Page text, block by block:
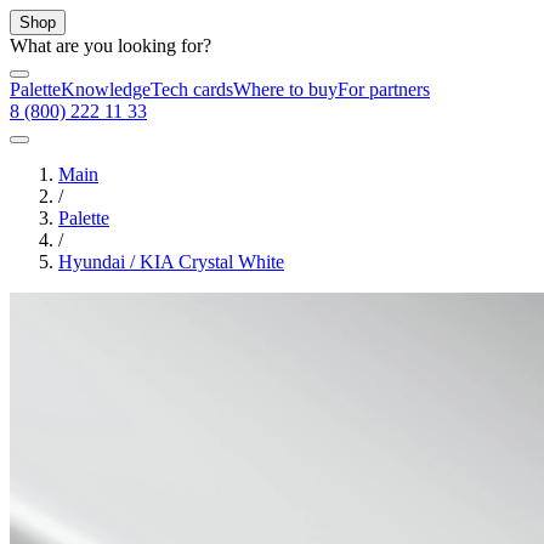
Shop
What are you looking for?
PaletteKnowledgeTech cardsWhere to buyFor partners
8 (800) 222 11 33
Main
/
Palette
/
Hyundai / KIA Crystal White